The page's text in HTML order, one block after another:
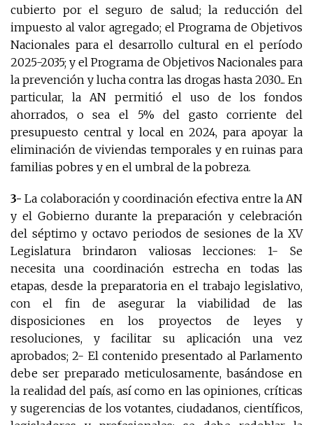
cubierto por el seguro de salud; la reducción del
impuesto al valor agregado; el Programa de Objetivos
Nacionales para el desarrollo cultural en el período
2025-2035; y el Programa de Objetivos Nacionales para
la prevención y lucha contra las drogas hasta 2030... En
particular, la AN permitió el uso de los fondos
ahorrados, o sea el 5% del gasto corriente del
presupuesto central y local en 2024, para apoyar la
eliminación de viviendas temporales y en ruinas para
familias pobres y en el umbral de la pobreza.
3- La colaboración y coordinación efectiva entre la AN
y el Gobierno durante la preparación y celebración
del séptimo y octavo periodos de sesiones de la XV
Legislatura brindaron valiosas lecciones: 1- Se
necesita una coordinación estrecha en todas las
etapas, desde la preparatoria en el trabajo legislativo,
con el fin de asegurar la viabilidad de las
disposiciones en los proyectos de leyes y
resoluciones, y facilitar su aplicación una vez
aprobados; 2- El contenido presentado al Parlamento
debe ser preparado meticulosamente, basándose en
la realidad del país, así como en las opiniones, críticas
y sugerencias de los votantes, ciudadanos, científicos,